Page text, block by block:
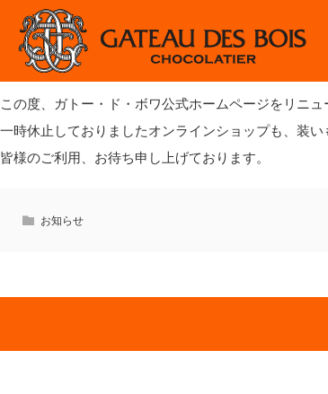
ホームページをリニュー
この度、ガトー・ド・ボワ公式ホームページをリニュ
一時休止しておりましたオンラインショップも、装い
皆様のご利用、お待ち申し上げております。
お知らせ